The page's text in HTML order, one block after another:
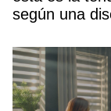
según una